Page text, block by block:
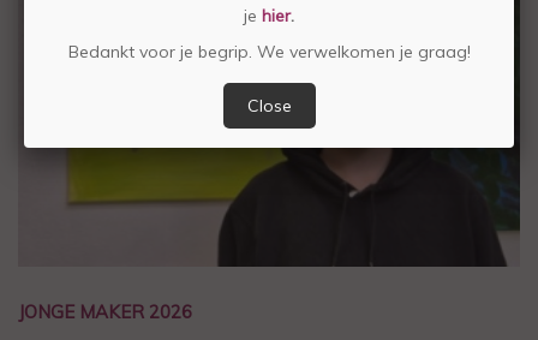
JONGE MAKER 2026
je hier.
Bedankt voor je begrip. We verwelkomen je graag!
Close